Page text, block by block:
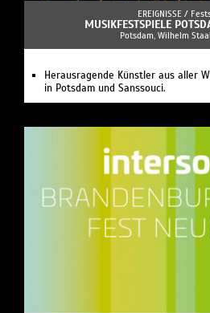
EREIGNISSE /
MUSIKFESTSPIELE
Potsdam, Wilhelm
Herausragende Künstler aus aller
in Potsdam und Sanssouci.